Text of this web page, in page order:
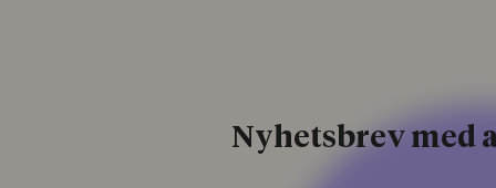
Nyhetsbrev med